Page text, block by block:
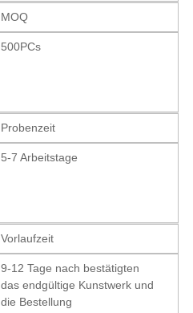
MOQ
500PCs
Probenzeit
5-7 Arbeitstage
Vorlaufzeit
9-12 Tage nach bestätigten
das endgültige Kunstwerk und
die Bestellung